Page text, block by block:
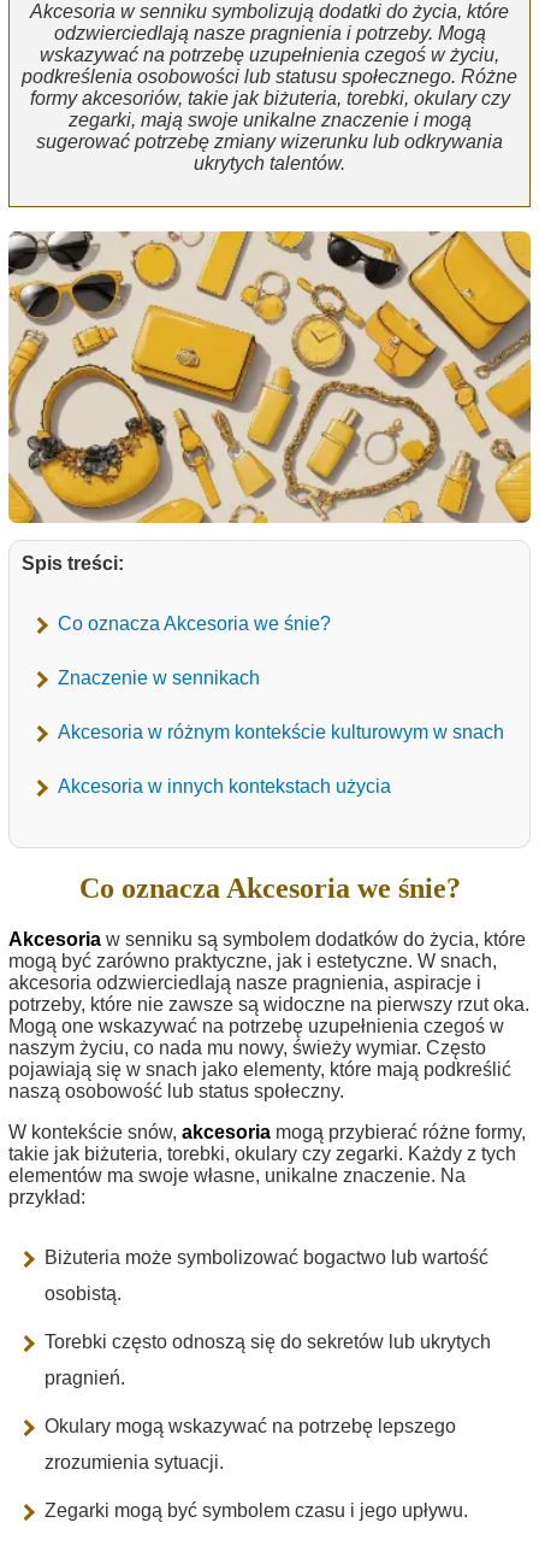
Akcesoria w senniku symbolizują dodatki do życia, które
odzwierciedlają nasze pragnienia i potrzeby. Mogą
wskazywać na potrzebę uzupełnienia czegoś w życiu,
podkreślenia osobowości lub statusu społecznego. Różne
formy akcesoriów, takie jak biżuteria, torebki, okulary czy
zegarki, mają swoje unikalne znaczenie i mogą
sugerować potrzebę zmiany wizerunku lub odkrywania
ukrytych talentów.
Spis treści:
Co oznacza Akcesoria we śnie?
Znaczenie w sennikach
Akcesoria w różnym kontekście kulturowym w snach
Akcesoria w innych kontekstach użycia
Co oznacza Akcesoria we śnie?
Akcesoria w senniku są symbolem dodatków do życia, które
mogą być zarówno praktyczne, jak i estetyczne. W snach,
akcesoria odzwierciedlają nasze pragnienia, aspiracje i
potrzeby, które nie zawsze są widoczne na pierwszy rzut oka.
Mogą one wskazywać na potrzebę uzupełnienia czegoś w
naszym życiu, co nada mu nowy, świeży wymiar. Często
pojawiają się w snach jako elementy, które mają podkreślić
naszą osobowość lub status społeczny.
W kontekście snów, akcesoria mogą przybierać różne formy,
takie jak biżuteria, torebki, okulary czy zegarki. Każdy z tych
elementów ma swoje własne, unikalne znaczenie. Na
przykład:
Biżuteria może symbolizować bogactwo lub wartość
osobistą.
Torebki często odnoszą się do sekretów lub ukrytych
pragnień.
Okulary mogą wskazywać na potrzebę lepszego
zrozumienia sytuacji.
Zegarki mogą być symbolem czasu i jego upływu.